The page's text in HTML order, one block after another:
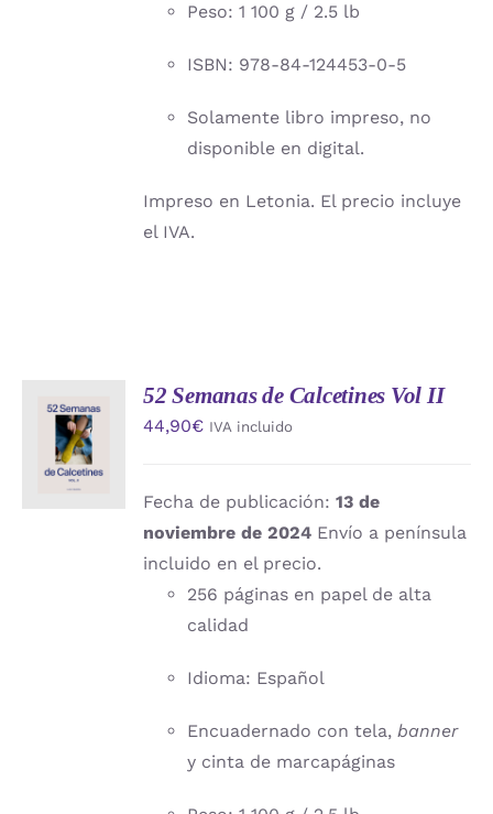
Peso: 1 100 g / 2.5 lb
ISBN: 978-84-124453-0-5
Solamente libro impreso, no
disponible en digital.
Impreso en Letonia. El precio incluye
el IVA.
AÑADIR
AL
CARRITO
/
DETALLES
52 Semanas de Calcetines Vol II
44,90€ IVA incluido
Fecha de publicación:13 de
noviembre de 2024 Envío a península
incluido en el precio.
256 páginas en papel de alta
calidad
Idioma: Español
Encuadernado con tela,banner
y cinta de marcapáginas